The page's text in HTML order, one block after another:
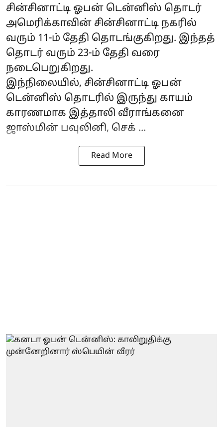
சின்சினாட்டி ஓபன் டென்னிஸ் தொடர்
அமெரிக்காவின் சின்சினாட்டி நகரில்
வரும் 11-ம் தேதி தொடங்குகிறது. இந்தத்
தொடர் வரும் 23-ம் தேதி வரை
நடைபெறுகிறது.
இந்நிலையில், சின்சினாட்டி ஓபன்
டென்னிஸ் தொடரில் இருந்து காயம்
காரணமாக இத்தாலி வீராங்கனை
ஜாஸ்மின் பவுலினி, செக் ...
Read More